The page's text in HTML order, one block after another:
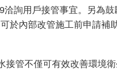
詢用戶接管事宜。另為鼓
於內部改管施工前申請補
管不僅可有效改善環境